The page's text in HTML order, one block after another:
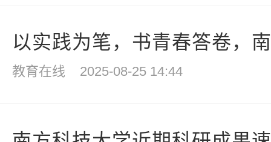
以实践为笔，书青春答卷，
教育在线 2025-08-25 14:44